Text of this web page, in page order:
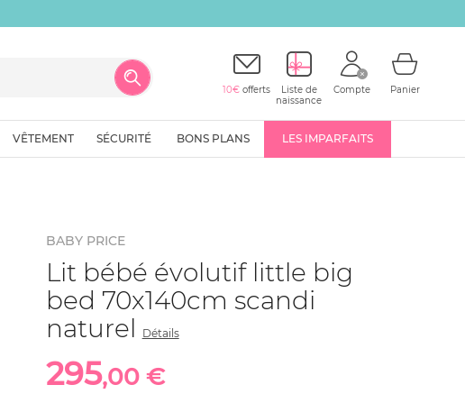
10€ offerts
Liste de
naissance
Compte Panier
VÊTEMENT SÉCURITÉ BONS PLANS LES IMPARFAITS
BABY PRICE
Lit bébé évolutif little big
bed 70x140cm scandi
naturel
Détails
295,00 €